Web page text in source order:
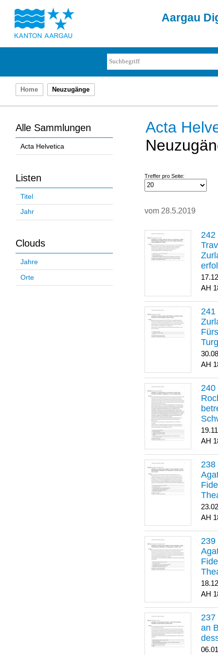
Aargau
Home Neuzugänge
Alle Sammlungen
Acta Helvetica
Listen
Titel
Jahr
Clouds
Jahre
Orte
Acta
Treffer pro Seite:
vom 28.5.2019
an